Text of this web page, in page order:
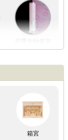
工
木・竹製
箱宮